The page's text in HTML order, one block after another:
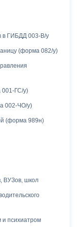
в ГИБДД 003-В/у
(форма 082/у)
001-ГС/у)
002-ЧО/у)
(форма 989н)
ВУЗов, школ
и психиатром